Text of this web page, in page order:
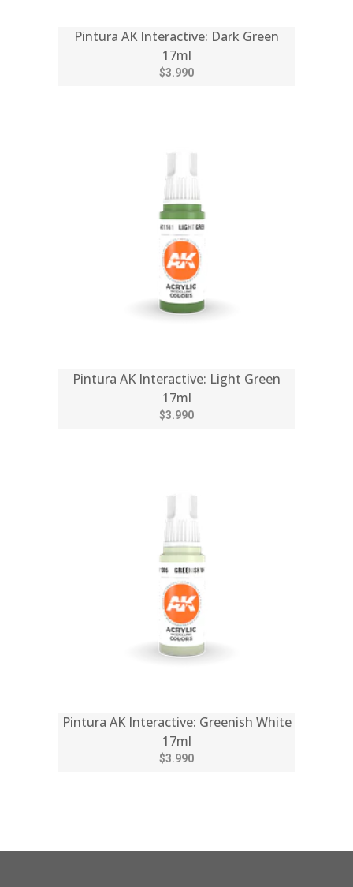
Pintura AK Interactive: Dark Green
17ml
$3.990
Pintura AK Interactive: Light Green
17ml
$3.990
Pintura AK Interactive: Greenish White
17ml
$3.990